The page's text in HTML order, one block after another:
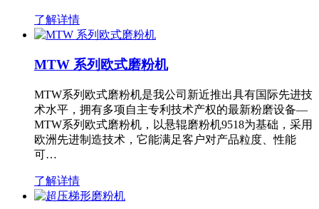
了解详情
MTW 系列欧式磨粉机
MTW系列欧式磨粉机是我公司新近推出具有国际先进技
术水平，拥有多项自主专利技术产权的最新粉磨设备—
MTW系列欧式磨粉机，以悬辊磨粉机9518为基础，采用
欧洲先进制造技术，它能满足客户对产品粒度、性能
可…
了解详情